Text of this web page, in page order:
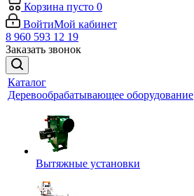
Корзина пусто 0
ВойтиМой кабинет
8 960 593 12 19
Заказать звонок
Каталог
Деревообрабатывающее оборудование
Вытяжные установки